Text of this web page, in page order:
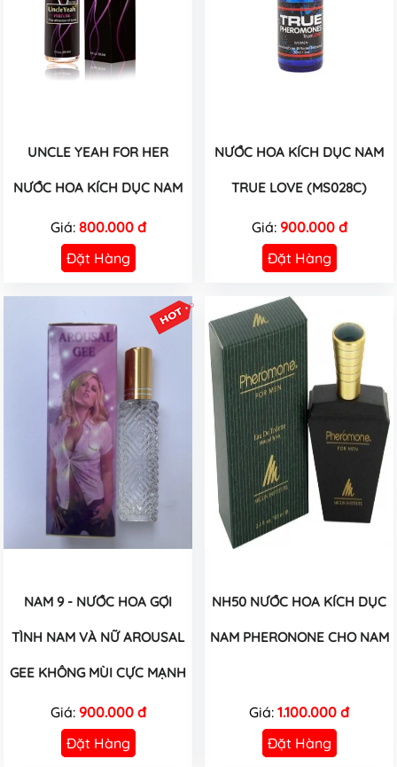
UNCLE YEAH FOR HER
NƯỚC HOA KÍCH DỤC NAM
Giá: 800.000 đ
Đặt Hàng
NƯỚC HOA KÍCH DỤC NAM
TRUE LOVE (MS028C)
Giá: 900.000 đ
Đặt Hàng
NAM 9 - NƯỚC HOA GỢI
TÌNH NAM VÀ NỮ AROUSAL
GEE KHÔNG MÙI CỰC MẠNH
Giá: 900.000 đ
Đặt Hàng
NH50 NƯỚC HOA KÍCH DỤC
NAM PHERONONE CHO NAM
Giá: 1.100.000 đ
Đặt Hàng